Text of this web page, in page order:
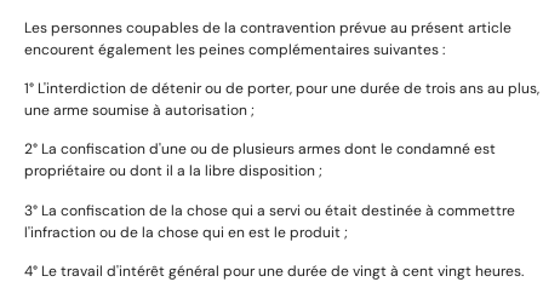
Les personnes coupables de la contravention prévue au présent article
encourent également les peines complémentaires suivantes :
1° L'interdiction de détenir ou de porter, pour une durée de trois ans au plus,
une arme soumise à autorisation ;
2° La confiscation d'une ou de plusieurs armes dont le condamné est
propriétaire ou dont il a la libre disposition ;
3° La confiscation de la chose qui a servi ou était destinée à commettre
l'infraction ou de la chose qui en est le produit ;
4° Le travail d'intérêt général pour une durée de vingt à cent vingt heures.
Mentions légales
Politique de cookies
A propos